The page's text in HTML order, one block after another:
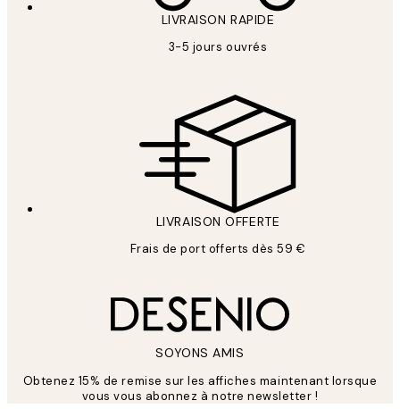
LIVRAISON RAPIDE
3-5 jours ouvrés
LIVRAISON OFFERTE
Frais de port offerts dès 59 €
SOYONS AMIS
Obtenez 15% de remise sur les affiches maintenant lorsque
vous vous abonnez à notre newsletter !